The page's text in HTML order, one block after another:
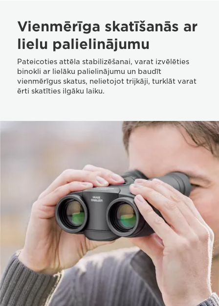
Vienmērīga skatīšanās ar
lielu palielinājumu
Pateicoties attēla stabilizēšanai, varat izvēlēties
binokli ar lielāku palielinājumu un baudīt
vienmērīgus skatus, nelietojot trijkāji, turklāt varat
ērti skatīties ilgāku laiku.